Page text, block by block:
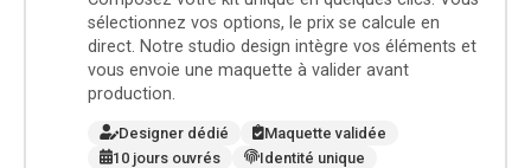
sélectionnez vos options, le prix se calcule en
direct. Notre studio design intègre vos éléments et
vous envoie une maquette à valider avant
production.
Designer dédié
Maquette validée
10 jours ouvrés
Identité unique